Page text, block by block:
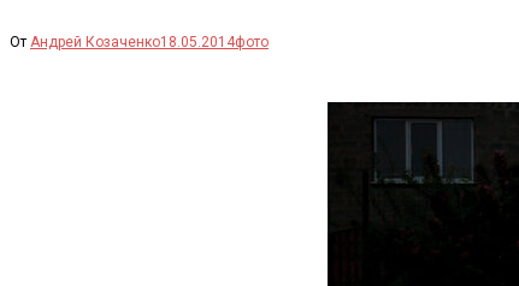
От Андрей Козаченко18.05.2014фото